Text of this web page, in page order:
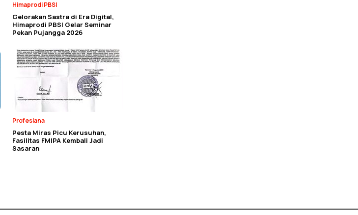
Himaprodi PBSI
Gelorakan Sastra di Era Digital,
Himaprodi PBSI Gelar Seminar
Pekan Pujangga 2026
Profesiana
Pesta Miras Picu Kerusuhan,
Fasilitas FMIPA Kembali Jadi
Sasaran